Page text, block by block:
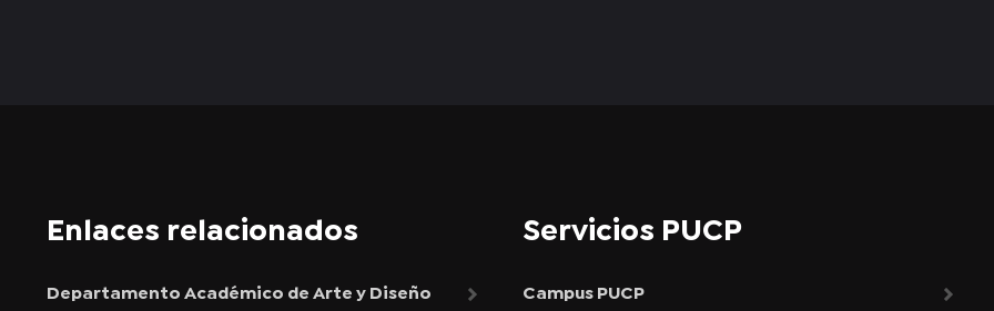
Enlaces relacionados
Departamento Académico de Arte y Diseño
Servicios PUCP
Campus PUCP